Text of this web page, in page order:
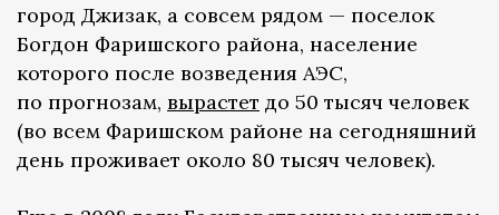
город Джизак, а совсем рядом — поселок
Богдон Фаришского района, население
которого после возведения АЭС,
по прогнозам, вырастет до 50 тысяч человек
(во всем Фаришском районе на сегодняшний
день проживает около 80 тысяч человек).